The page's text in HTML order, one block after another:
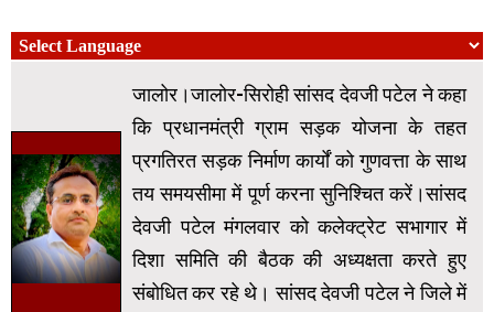
जालोर।जालोर-सिरोही सांसद देवजी पटेल ने कहा
कि प्रधानमंत्री ग्राम सड़क योजना के तहत
प्रगतिरत सड़क निर्माण कार्यों को गुणवत्ता के साथ
तय समयसीमा में पूर्ण करना सुनिश्चित करें।सांसद
देवजी पटेल मंगलवार को कलेक्ट्रेट सभागार में
दिशा समिति की बैठक की अध्यक्षता करते हुए
संबोधित कर रहे थे। सांसद देवजी पटेल ने जिले में